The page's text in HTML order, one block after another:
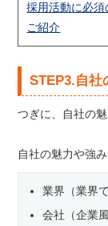
採用活動に必
ご紹介
STEP3.自社
つぎに、自社の
自社の魅力や強
業界（業界
会社（企業